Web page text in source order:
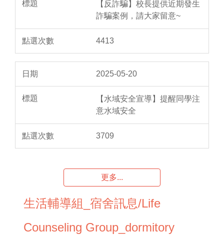
【反詐騙】校長提供近期發生
詐騙案例，請大家留意~
4413
2025-05-20
【水域安全宣導】提醒同學注
意水域安全
3709
更多...
生活輔導組_宿舍訊息/Life
Counseling Group_dormitory